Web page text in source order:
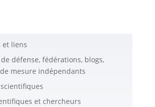
et liens
défense, fédérations, blogs,
mesure indépendants
et chercheurs